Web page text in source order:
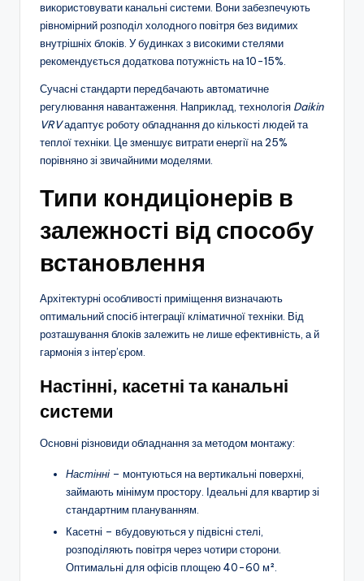
використовувати канальні системи. Вони забезпечують
рівномірний розподіл холодного повітря без видимих
внутрішніх блоків. У будинках з високими стелями
рекомендується додаткова потужність на 10-15%.
Сучасні стандарти передбачають автоматичне
регулювання навантаження. Наприклад, технологія Daikin
VRVадаптує роботу обладнання до кількості людей та
теплої техніки. Це зменшує витрати енергії на 25%
порівняно зі звичайними моделями.
Типи кондиціонерів в
залежності від способу
встановлення
Архітектурні особливості приміщення визначають
оптимальний спосіб інтеграції кліматичної техніки. Від
розташування блоків залежить не лише ефективність, а й
гармонія з інтер’єром.
Настінні, касетні та канальні
системи
Основні різновиди обладнання за методом монтажу:
Настінні – монтуються на вертикальні поверхні,
займають мінімум простору. Ідеальні для квартир зі
стандартним плануванням.
Касетні – вбудовуються у підвісні стелі,
розподіляють повітря через чотири сторони.
Оптимальні для офісів площею 40-60 м².